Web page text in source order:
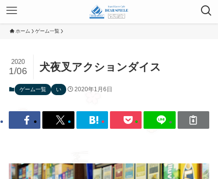
ホーム ゲーム一覧
犬夜叉アクションダイス
2020
1/06
ゲーム一覧 い 2020年1月6日